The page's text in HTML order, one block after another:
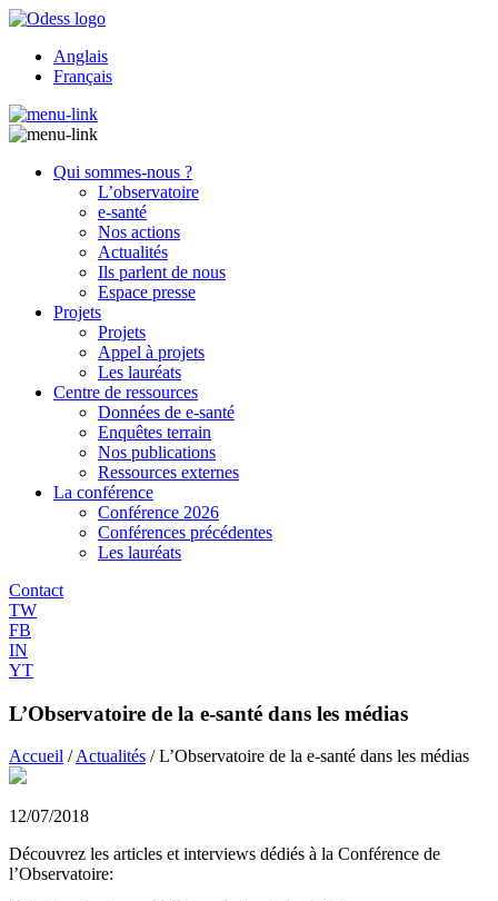
Anglais
Français
Qui sommes-nous ?
L’observatoire
e-santé
Nos actions
Actualités
Ils parlent de nous
Espace presse
Projets
Projets
Appel à projets
Les lauréats
Centre de ressources
Données de e-santé
Enquêtes terrain
Nos publications
Ressources externes
La conférence
Conférence 2026
Conférences précédentes
Les lauréats
Contact
TW
FB
IN
YT
L’Observatoire de la e-santé dans les médias
Accueil /Actualités /L’Observatoire de la e-santé dans les médias
12/07/2018
Découvrez les articles et interviews dédiés à la Conférence de
l’Observatoire: